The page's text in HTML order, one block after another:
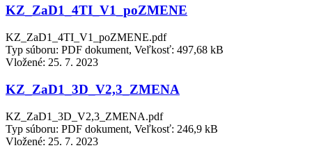
KZ_ZaD1_4TI_V1_poZMENE
KZ_ZaD1_4TI_V1_poZMENE.pdf
Typ súboru: PDF dokument, Veľkosť: 497,68 kB
Vložené: 25. 7. 2023
KZ_ZaD1_3D_V2,3_ZMENA
KZ_ZaD1_3D_V2,3_ZMENA.pdf
Typ súboru: PDF dokument, Veľkosť: 246,9 kB
Vložené: 25. 7. 2023